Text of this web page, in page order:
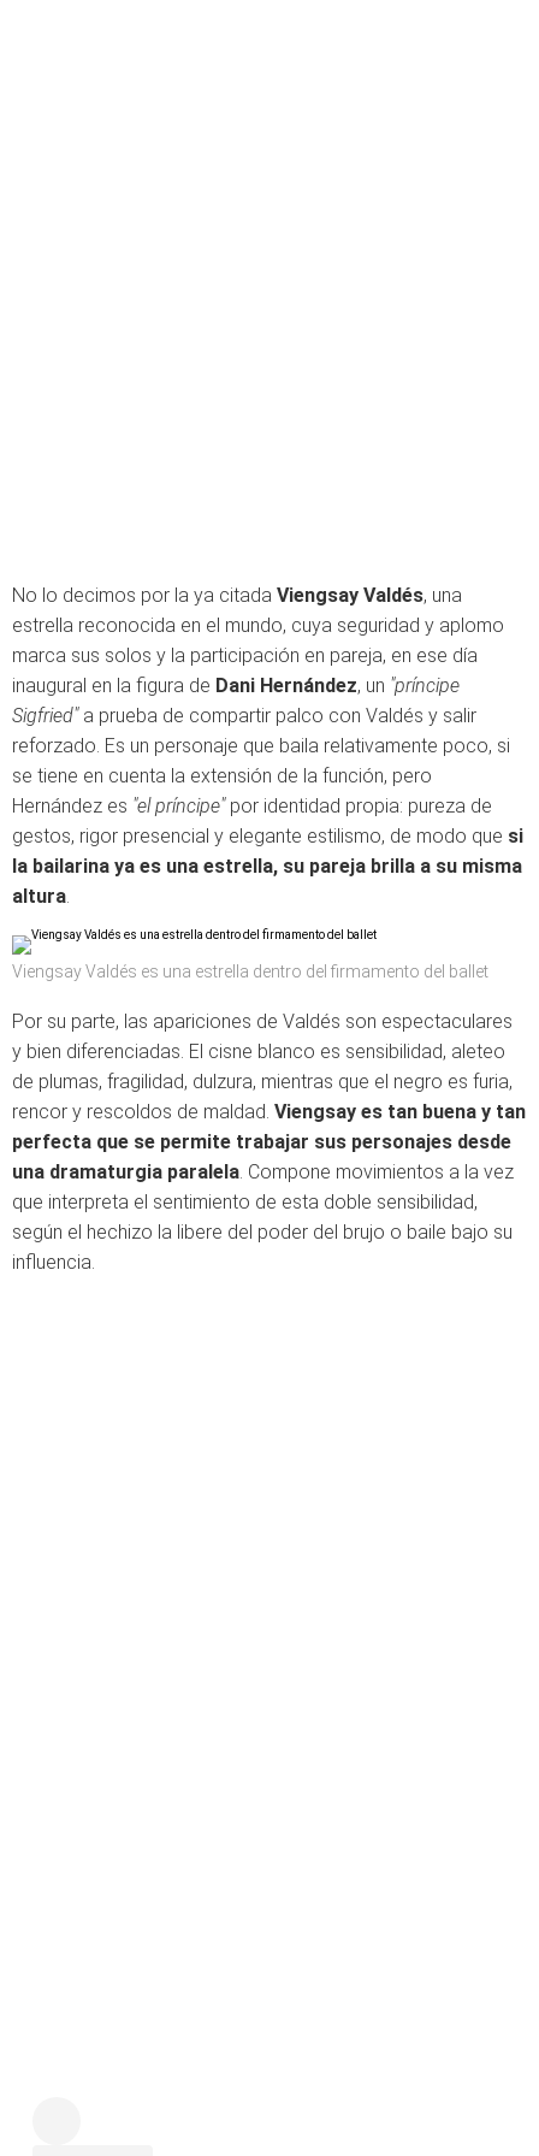
No lo decimos por la ya citada Viengsay Valdés, una
estrella reconocida en el mundo, cuya seguridad y aplomo
marca sus solos y la participación en pareja, en ese día
inaugural en la figura de Dani Hernández, un "príncipe
Sigfried"a prueba de compartir palco con Valdés y salir
reforzado. Es un personaje que baila relativamente poco, si
se tiene en cuenta la extensión de la función, pero
Hernández es "el príncipe"por identidad propia: pureza de
gestos, rigor presencial y elegante estilismo, de modo que si
la bailarina ya es una estrella, su pareja brilla a su misma
altura.
Viengsay Valdés es una estrella dentro del firmamento del ballet
Por su parte, las apariciones de Valdés son espectaculares
y bien diferenciadas. El cisne blanco es sensibilidad, aleteo
de plumas, fragilidad, dulzura, mientras que el negro es furia,
rencor y rescoldos de maldad. Viengsay es tan buena y tan
perfecta que se permite trabajar sus personajes desde
una dramaturgia paralela. Compone movimientos a la vez
que interpreta el sentimiento de esta doble sensibilidad,
según el hechizo la libere del poder del brujo o baile bajo su
influencia.